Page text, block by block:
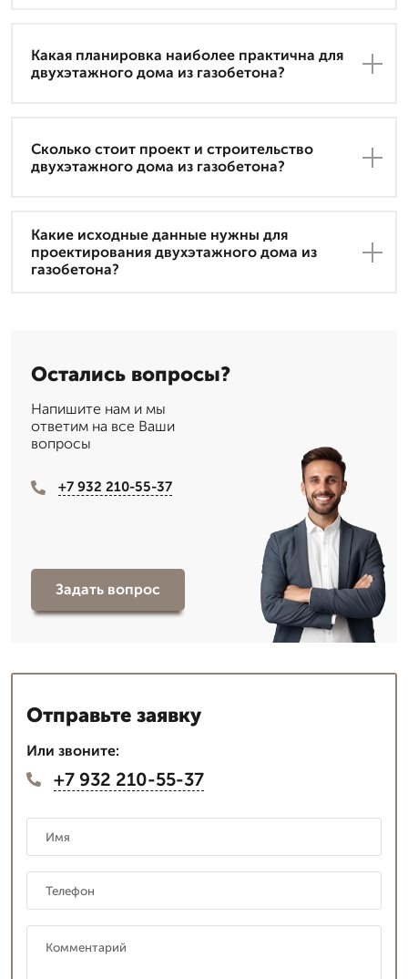
Какая планировка наиболее практична для
двухэтажного дома из газобетона?
Сколько стоит проект и строительство
двухэтажного дома из газобетона?
Какие исходные данные нужны для
проектирования двухэтажного дома из
газобетона?
Остались вопросы?
Напишите нам и мы
ответим на все Ваши
вопросы
+7 932 210-55-37
Задать вопрос
Отправьте заявку
Или звоните:
+7 932 210-55-37